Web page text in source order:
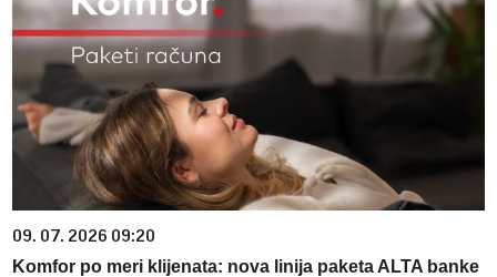
09. 07. 2026 09:20
Komfor po meri klijenata: nova linija paketa ALTA banke